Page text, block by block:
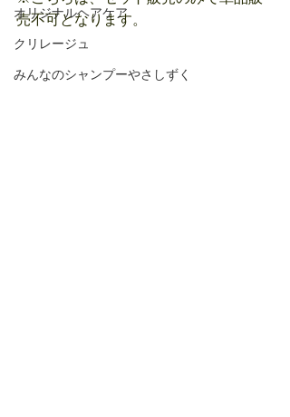
オリジナルヘアケア
クリレージュ
みんなのシャンプーやさしずく
売不可となります。